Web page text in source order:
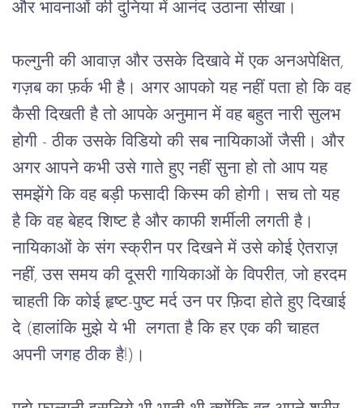
और भावनाओं की दुनिया में आनंद उठाना सीखा।
फल्गुनी की आवाज़ और उसके दिखावे में एक अनअपेक्षित,
गज़ब का फ़र्क भी है। अगर आपको यह नहीं पता हो कि वह
कैसी दिखती है तो आपके अनुमान में वह बहुत नारी सुलभ
होगी - ठीक उसके विडियो की सब नायिकाओं जैसी। और
अगर आपने कभी उसे गाते हुए नहीं सुना हो तो आप यह
समझेंगे कि वह बड़ी फसादी किस्म की होगी। सच तो यह
है कि वह बेहद शिष्ट है और काफी शर्मीली लगती है।
नायिकाओं के संग स्क्रीन पर दिखने में उसे कोई ऐतराज़
नहीं, उस समय की दूसरी गायिकाओं के विपरीत, जो हरदम
चाहती कि कोई हृष्ट-पुष्ट मर्द उन पर फ़िदा होते हुए दिखाई
दे (हालांकि मुझे ये भी लगता है कि हर एक की चाहत
अपनी जगह ठीक है!)।